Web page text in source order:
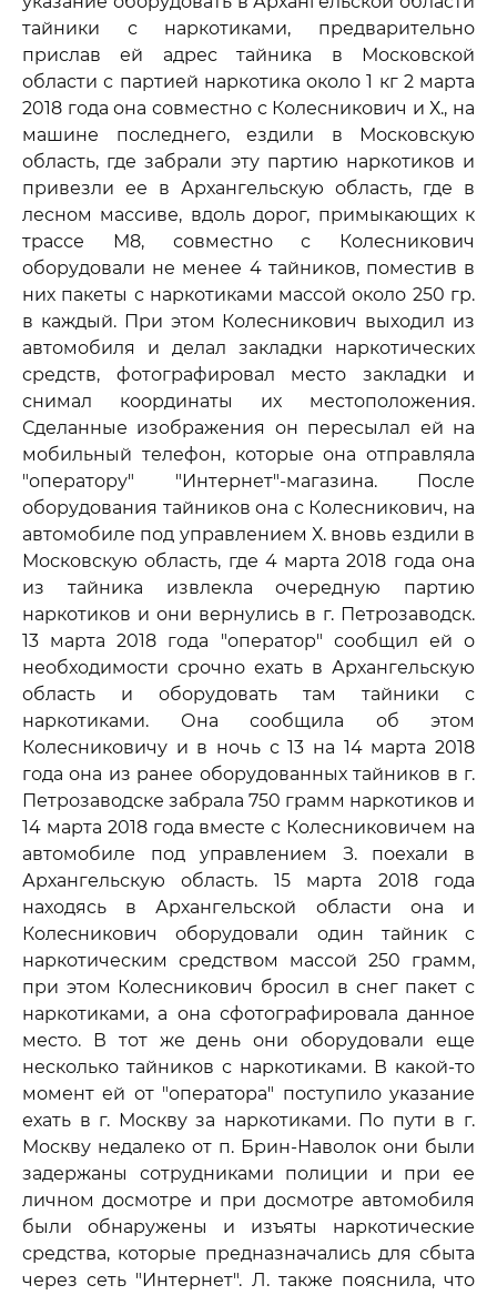
тайники с наркотиками, предварительно
прислав ей адрес тайника в Московской
области с партией наркотика около 1 кг 2 марта
2018 года она совместно с Колесникович и Х., на
машине последнего, ездили в Московскую
область, где забрали эту партию наркотиков и
привезли ее в Архангельскую область, где в
лесном массиве, вдоль дорог, примыкающих к
трассе М8, совместно с Колесникович
оборудовали не менее 4 тайников, поместив в
них пакеты с наркотиками массой около 250 гр.
в каждый. При этом Колесникович выходил из
автомобиля и делал закладки наркотических
средств, фотографировал место закладки и
снимал координаты их местоположения.
Сделанные изображения он пересылал ей на
мобильный телефон, которые она отправляла
"оператору" "Интернет"-магазина. После
оборудования тайников она с Колесникович, на
автомобиле под управлением Х. вновь ездили в
Московскую область, где 4 марта 2018 года она
из тайника извлекла очередную партию
наркотиков и они вернулись в г. Петрозаводск.
13 марта 2018 года "оператор" сообщил ей о
необходимости срочно ехать в Архангельскую
область и оборудовать там тайники с
наркотиками. Она сообщила об этом
Колесниковичу и в ночь с 13 на 14 марта 2018
года она из ранее оборудованных тайников в г.
Петрозаводске забрала 750 грамм наркотиков и
14 марта 2018 года вместе с Колесниковичем на
автомобиле под управлением З. поехали в
Архангельскую область. 15 марта 2018 года
находясь в Архангельской области она и
Колесникович оборудовали один тайник с
наркотическим средством массой 250 грамм,
при этом Колесникович бросил в снег пакет с
наркотиками, а она сфотографировала данное
место. В тот же день они оборудовали еще
несколько тайников с наркотиками. В какой-то
момент ей от "оператора" поступило указание
ехать в г. Москву за наркотиками. По пути в г.
Москву недалеко от п. Брин-Наволок они были
задержаны сотрудниками полиции и при ее
личном досмотре и при досмотре автомобиля
были обнаружены и изъяты наркотические
средства, которые предназначались для сбыта
через сеть "Интернет". Л. также пояснила, что